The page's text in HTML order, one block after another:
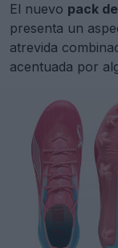
El nuevo pack
presenta un
atrevida
acentuada por